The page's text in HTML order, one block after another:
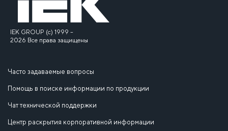
IEK GROUP (c) 1999 –
2026 Все права защищены
Часто задаваемые вопросы
Помощь в поиске информации по продукции
Чат технической поддержки
Центр раскрытия корпоративной информации